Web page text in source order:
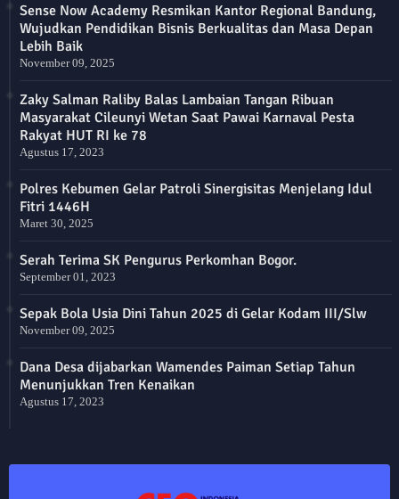
Sense Now Academy Resmikan Kantor Regional Bandung,
Wujudkan Pendidikan Bisnis Berkualitas dan Masa Depan
Lebih Baik
November 09, 2025
Zaky Salman Raliby Balas Lambaian Tangan Ribuan
Masyarakat Cileunyi Wetan Saat Pawai Karnaval Pesta
Rakyat HUT RI ke 78
Agustus 17, 2023
Polres Kebumen Gelar Patroli Sinergisitas Menjelang Idul
Fitri 1446H
Maret 30, 2025
Serah Terima SK Pengurus Perkomhan Bogor.
September 01, 2023
Sepak Bola Usia Dini Tahun 2025 di Gelar Kodam III/Slw
November 09, 2025
Dana Desa dijabarkan Wamendes Paiman Setiap Tahun
Menunjukkan Tren Kenaikan
Agustus 17, 2023